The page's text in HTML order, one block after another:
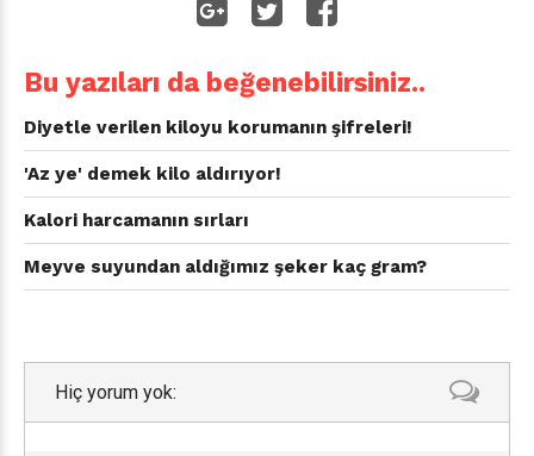
Bu yazıları da beğenebilirsiniz..
Diyetle verilen kiloyu korumanın şifreleri!
'Az ye' demek kilo aldırıyor!
Kalori harcamanın sırları
Meyve suyundan aldığımız şeker kaç gram?
Hiç yorum yok: